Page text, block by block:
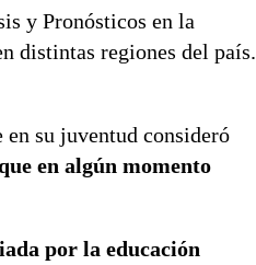
y Pronósticos en la
distintas regiones del país.
su juventud consideró
en algún momento
por la educación